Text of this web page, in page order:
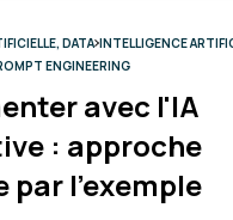
DATA INTELLIGENCE
ENGINEERING
avec l'IA
: approche
l’exemple